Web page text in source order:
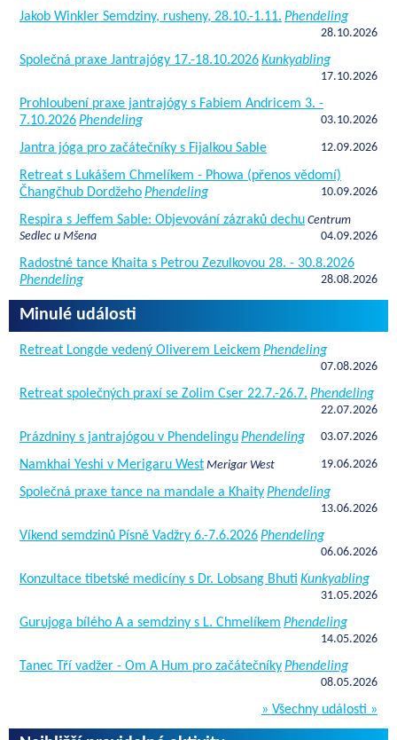
Jakob Winkler Semdziny, rusheny, 28.10.-1.11. Phendeling
28.10.2026
Společná praxe Jantrajógy 17.-18.10.2026Kunkyabling
17.10.2026
Prohloubení praxe jantrajógy s Fabiem Andricem 3. -
7.10.2026Phendeling 03.10.2026
Jantra jóga pro začátečníky s Fijalkou Sable 12.09.2026
Retreat s Lukášem Chmelíkem - Phowa (přenos vědomí)
Čhangčhub DordžehoPhendeling 10.09.2026
Respira s Jeffem Sable: Objevování zázraků dechu Centrum
Sedlec u Mšena
04.09.2026
Radostné tance Khaita s Petrou Zezulkovou 28. - 30.8.2026
Phendeling
28.08.2026
Minulé události
Retreat Longde vedený Oliverem Leickem Phendeling
07.08.2026
Retreat společných praxí se Zolim Cser 22.7.-26.7. Phendeling
22.07.2026
Prázdniny s jantrajógou v PhendelinguPhendeling 03.07.2026
Namkhai Yeshi v Merigaru West Merigar West 19.06.2026
Společná praxe tance na mandale a KhaityPhendeling
13.06.2026
Víkend semdzinů Písně Vadžry 6.-7.6.2026Phendeling
06.06.2026
Konzultace tibetské medicíny s Dr. Lobsang Bhuti Kunkyabling
31.05.2026
Gurujoga bílého A a semdziny s L. Chmelíkem Phendeling
14.05.2026
Tanec Tří vadžer - Om A Hum pro začátečníkyPhendeling
08.05.2026
» Všechny události »